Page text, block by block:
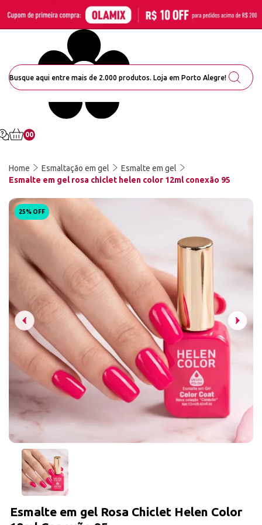
00
Home Esmaltação em gel
Esmalte em gel
Esmalte em gel rosa chiclet helen color 12ml conexão 95
25% OFF
Esmalte em gel Rosa Chiclet Helen Color